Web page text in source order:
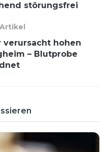
störungsfrei
verursacht hohen
– Blutprobe